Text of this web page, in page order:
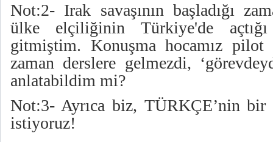
Not:2- Irak savaşının başladığı
ülke elçiliğinin Türkiye'de
gitmiştim. Konuşma hocamız pilot
zaman derslere gelmezdi,
anlatabildim mi?
Not:3- Ayrıca biz, TÜRKÇE’nin bir
istiyoruz!